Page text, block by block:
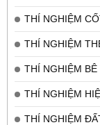
THÍ NGHIỆM
THÍ NGHIỆM
THÍ NGHIỆM
THÍ NGHIỆM
THÍ NGHIỆM